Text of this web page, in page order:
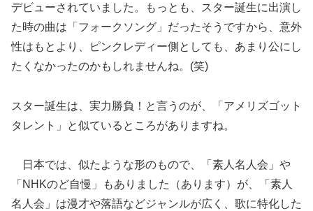
デビューされていました。もっとも、スター誕生に出演し
た時の曲は「フォークソング」だったそうですから、意外
性はもとより、ピンクレディー側としても、あまり公にし
たくなかったのかもしれませんね。(笑)
スター誕生は、実力勝負！と言うのが、「 アメリズゴット
タレント」と似ているところがありますね。
日本では、似たような形のもので、「素人名人会」や
「NHKのど自慢」
もありました（あります）が、「素人
名人会」 は漫才や落語などジャンルが広く、 歌に特化した